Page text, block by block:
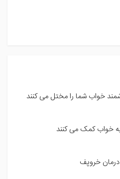
خواب شما را مختل می کنند
خواب کمک می کنند
خروپف